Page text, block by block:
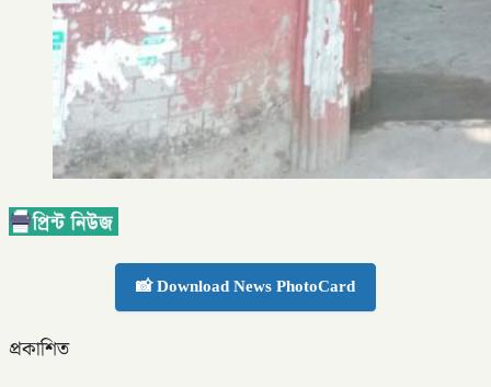
📸 Download News PhotoCard
প্রকাশিত